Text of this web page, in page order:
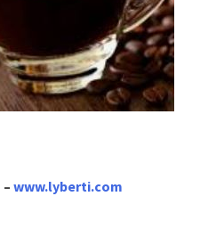
www.lyberti.com